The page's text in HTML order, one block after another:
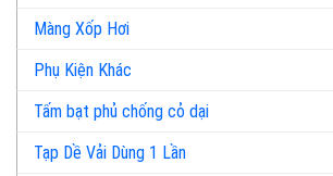
Màng Xốp Hơi
Phụ Kiện Khác
Tấm bạt phủ chống cỏ dại
Tạp Dề Vải Dùng 1 Lần